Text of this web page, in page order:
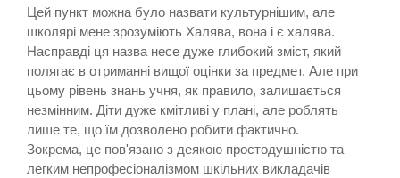
Цей пункт можна було назвати культурнішим, але
школярі мене зрозуміють Халява, вона і є халява.
Насправді ця назва несе дуже глибокий зміст, який
полягає в отриманні вищої оцінки за предмет. Але при
цьому рівень знань учня, як правило, залишається
незмінним. Діти дуже кмітливі у плані, але роблять
лише те, що їм дозволено робити фактично.
Зокрема, це пов'язано з деякою простодушністю та
легким непрофесіоналізмом шкільних викладачів